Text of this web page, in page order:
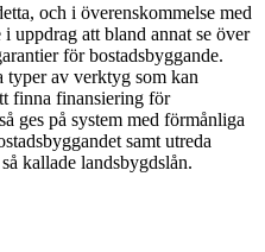
och i överenskommelse med
uppdrag att bland annat se över
för bostadsbyggande.
typer av verktyg som kan
finna finansiering för
ges på system med förmånliga
samt utreda
kallade landsbygdslån.